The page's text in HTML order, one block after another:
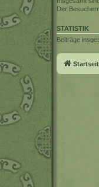
Der
STATISTIK
Beiträge